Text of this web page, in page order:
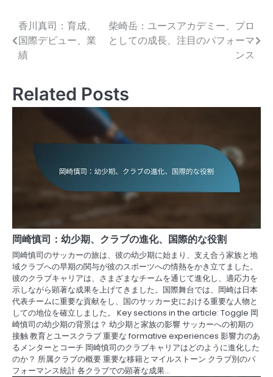
Post
navigation
香川真司：育成、
国際デビュー、業
績
柴崎岳：ユースアカデミー、プロ
としての成長、注目のパフォーマ
ンス
Related Posts
岡崎慎司：幼少期、クラブの進化、国際的な役割
岡崎慎司のサッカーの旅は、彼の幼少期に始まり、支え合う家族と地
域クラブへの早期の関与が彼のスポーツへの情熱をかき立てました。
彼のクラブキャリアは、さまざまなチームを通じて進化し、適応力を
示しながら顕著な成果を上げてきました。国際舞台では、岡崎は日本
代表チームに重要な貢献をし、国のサッカー史における重要な人物と
しての地位を確立しました。 Key sections in the article: Toggle 岡
崎慎司の幼少期の背景は？ 幼少期と家族の影響 サッカーへの初期の
接触 教育とユースクラブ 重要な formative experiences 影響力のあ
るメンターとコーチ 岡崎慎司のクラブキャリアはどのように進化した
のか？ 所属クラブの概要 重要な移籍とマイルストーン クラブ別のパ
フォーマンス統計 各クラブでの顕著な成果…